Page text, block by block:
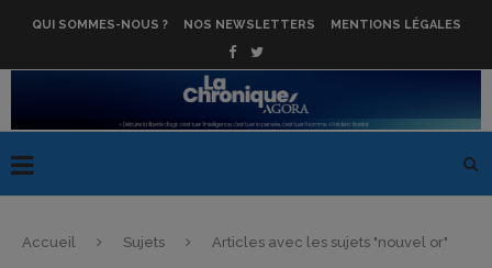
QUI SOMMES-NOUS ? NOS NEWSLETTERS MENTIONS LÉGALES
Accueil Sujets Articles avec les sujets "nouvel or"